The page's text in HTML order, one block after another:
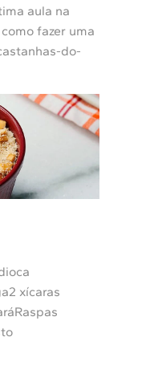
aula na
fazer uma
do-
xícaras